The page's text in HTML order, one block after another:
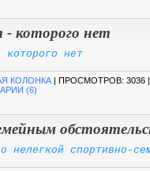
которого нет
нет
КОЛОНКА | ПРОСМОТРОВ: 3036
(6)
нелегкой спортивно-